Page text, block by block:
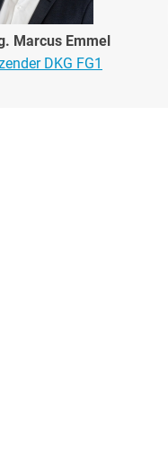
Marcus Emmel
DKG FG1